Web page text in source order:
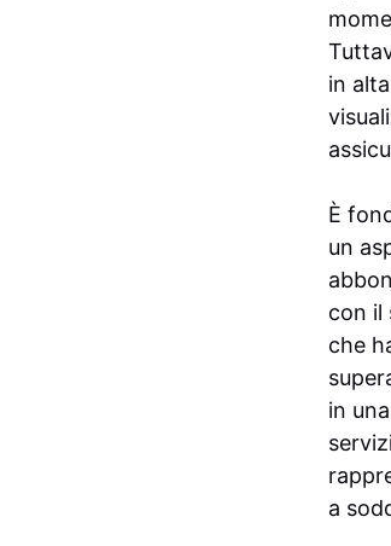
in
È
un
con il
che
in
a